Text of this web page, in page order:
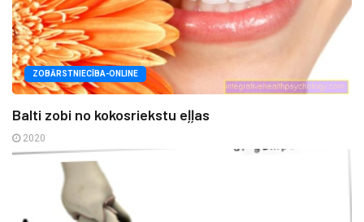
ZOBĀRSTNIECĪBA-ONLINE
Balti zobi no kokosriekstu eļļas
2020